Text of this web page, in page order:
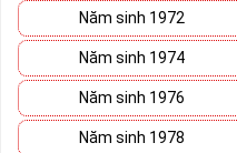
Năm sinh 1972
Năm sinh 1974
Năm sinh 1976
Năm sinh 1978